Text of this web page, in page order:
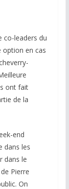
co-leaders du
option en cas
ont fait
de la
end
dans les
dans le
Pierre
On